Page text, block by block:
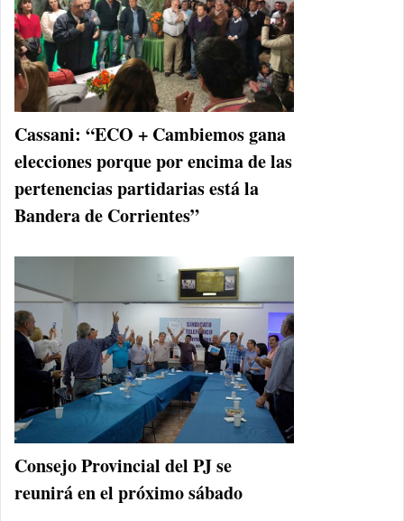
Cassani: “ECO + Cambiemos gana
elecciones porque por encima de las
pertenencias partidarias está la
Bandera de Corrientes”
Consejo Provincial del PJ se
reunirá en el próximo sábado